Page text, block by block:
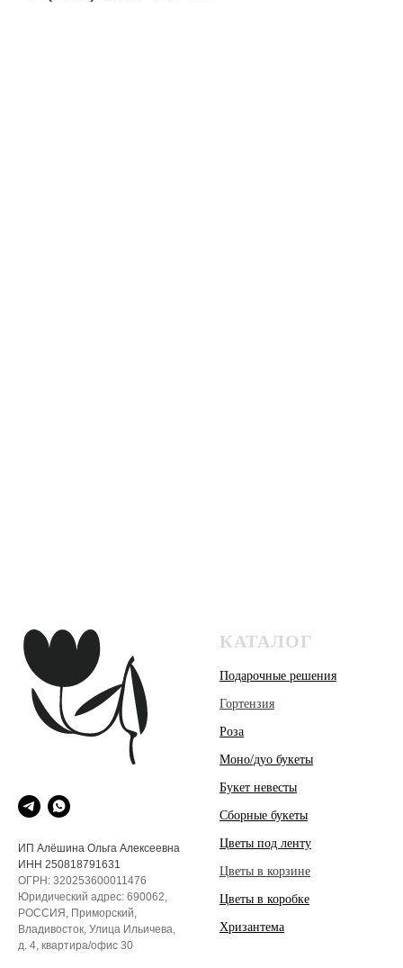
ИП Алёшина Ольга Алексеевна
ИНН 250818791631
ОГРН: 320253600011476
Юридический адрес: 690062,
РОССИЯ, Приморский,
Владивосток, Улица Ильичева,
д. 4, квартира/офис 30
КАТАЛОГ
Подарочные решения
Гортензия
Роза
Моно/дуо букеты
Букет невесты
Сборные букеты
Цветы под ленту
Цветы в корзине
Цветы в коробке
Хризантема